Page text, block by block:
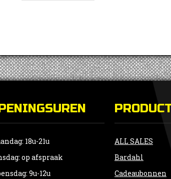
18u-21u
op afspraak
9u-12u
ALL SALES
Bardahl
Cadeaubonnen